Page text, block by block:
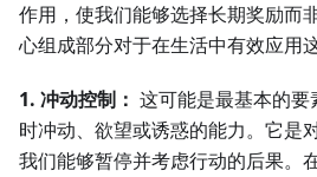
作用，使我们能够选择长期奖励而
心组成部分对于在生活中有效应用
1. 冲动控制： 这可能是最基本的
时冲动、欲望或诱惑的能力。它是
我们能够暂停并考虑行动的后果。